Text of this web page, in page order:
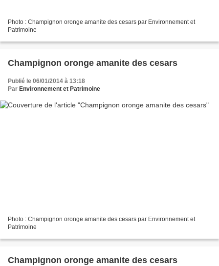
Photo : Champignon oronge amanite des cesars par Environnement et
Patrimoine
Champignon oronge amanite des cesars
Publié le 06/01/2014 à 13:18
Par Environnement et Patrimoine
Photo : Champignon oronge amanite des cesars par Environnement et
Patrimoine
Champignon oronge amanite des cesars